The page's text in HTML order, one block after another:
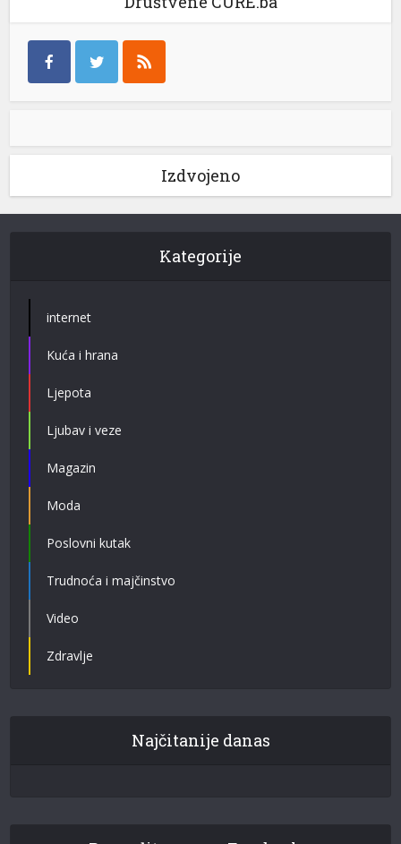
Izdvojeno
Kategorije
internet
Kuća i hrana
Ljepota
Ljubav i veze
Magazin
Moda
Poslovni kutak
Trudnoća i majčinstvo
Video
Zdravlje
Najčitanije danas